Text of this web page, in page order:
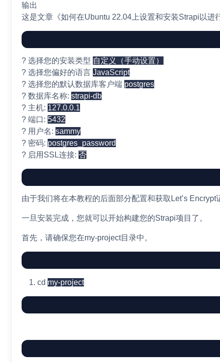
输出
这是文章《如何在Ubuntu 22.04上设置和安装Strapi以
? 选择您的安装类型 自定义（手动设置）
? 选择您偏好的语言 JavaScript
? 选择您的默认数据库客户端 postgres
? 数据库名称: strapi-db
? 主机: 127.0.0.1
? 端口: 5432
? 用户名: sammy
? 密码: postgres_password
? 启用SSL连接: 否
由于我们将在本教程的后面部分配置和获取Let’s
一旦安装完成，您就可以开始构建您的Strapi项目了。
首先，请确保您在my-project目录中。
cd my-project